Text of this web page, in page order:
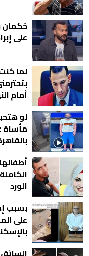
على
لما
أمام
لو
مأساة
الورد
بسبب
على